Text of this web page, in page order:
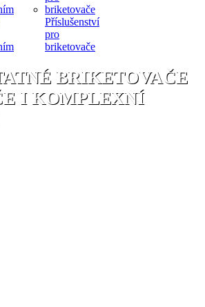
Příslušenství
pro
briketovače
BRIKETOVAČE
I KOMPLEXNÍ